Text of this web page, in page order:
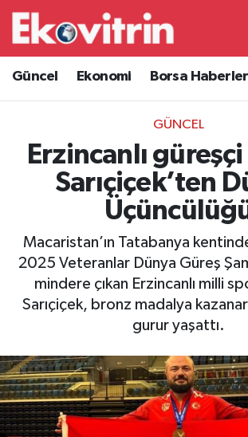
Güncel Ekonomi Borsa
GÜNCEL
Erzincanlı
Sarıçiçek’ten
Macaristan’ın Tatabanya
2025 Veteranlar Dünya Güreş
mindere çıkan Erzincanlı milli
Sarıçiçek, bronz madalya
gurur yaşattı.
Güncel
Ekonomi
Borsa Haberleri
İş Dünyası
Otovitrin
Asayiş
Gayrimenkul
Spor
Hava Durumu
Trafik Durumu
Süper Lig Puan Durumu ve
Tüm Manşetler
Son Dakika Haberleri
Haber Arşivi